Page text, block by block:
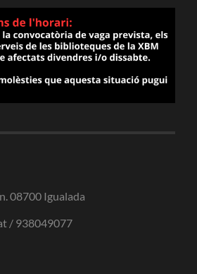
08700 Igualada
/ 938049077